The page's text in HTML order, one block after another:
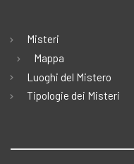
Misteri
Mappa
Luoghi del Mistero
Tipologie dei Misteri